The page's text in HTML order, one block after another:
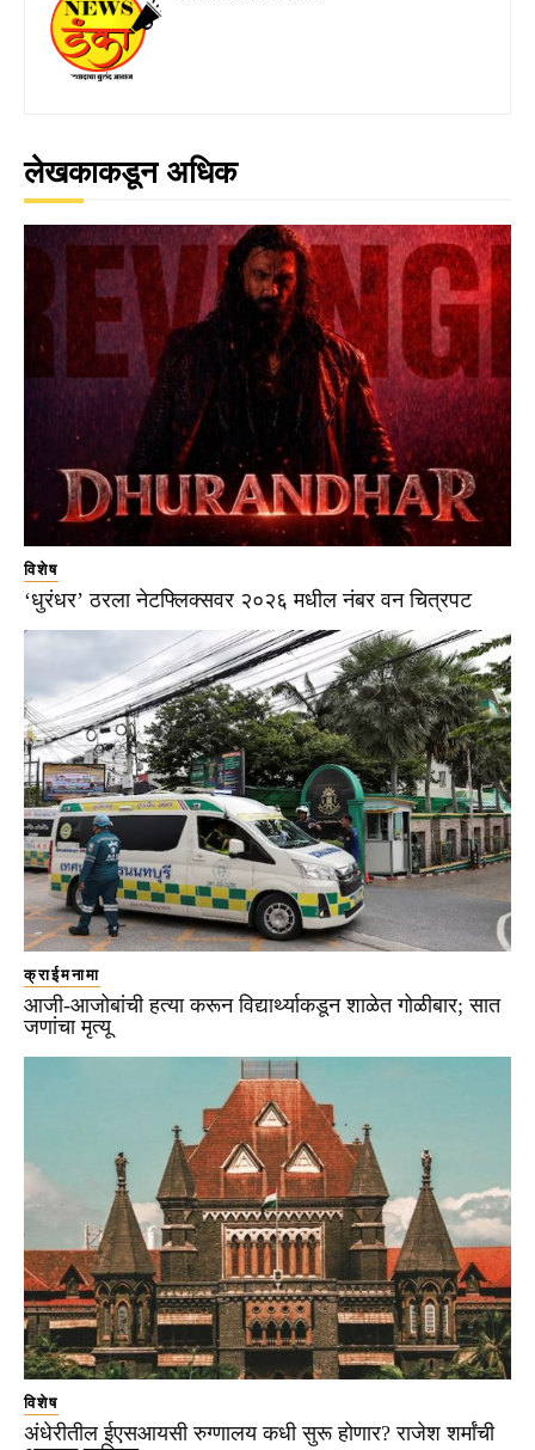
लेखकाकडून अधिक
विशेष
‘धुरंधर’ ठरला नेटफ्लिक्सवर २०२६ मधील नंबर वन चित्रपट
क्राईमनामा
आजी-आजोबांची हत्या करून विद्यार्थ्याकडून शाळेत गोळीबार; सात
जणांचा मृत्यू
विशेष
अंधेरीतील ईएसआयसी रुग्णालय कधी सुरू होणार? राजेश शर्मांची